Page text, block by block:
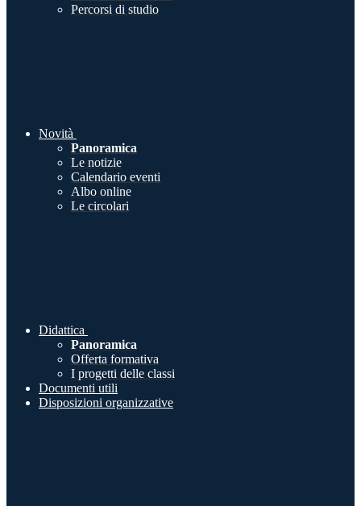
Percorsi di studio
Novità
Panoramica
Le notizie
Calendario eventi
Albo online
Le circolari
Didattica
Panoramica
Offerta formativa
I progetti delle classi
Documenti utili
Disposizioni organizzative